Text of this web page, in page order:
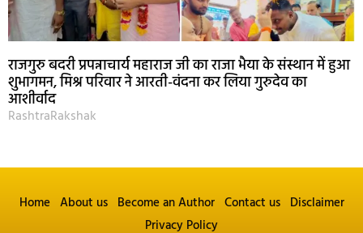
राजगुरु बदरी प्रपन्नाचार्य महाराज जी का राजा भैया के संस्थान में हुआ
शुभागमन, मिश्र परिवार ने आरती-वंदना कर लिया गुरुदेव का
आशीर्वाद
RashtraRakshak
Home About us Become an Author Contact us Disclaimer
Privacy Policy